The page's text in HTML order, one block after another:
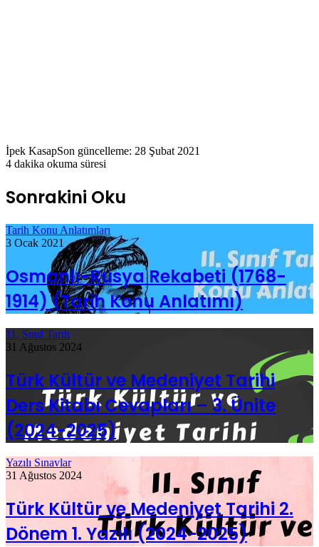
İpek KasapSon güncelleme: 28 Şubat 2021
4 dakika okuma süresi
Sonrakini Oku
Tarih Konu Anlatımları
3 Ocak 2021
Osmanlı-Rusya Rekabeti (1768-
1914) (Tarih Konu Anlatımı)
11. Sınıf Tarih
31 Ağustos 2024
Türk Kültür ve Medeniyet Tarihi
Ders Kitabı Cevapları – 3. Ünite
(2024-2025)
Yazılı Sınavlar
31 Ağustos 2024
Türk Kültür ve Medeniyet Tarihi 2.
Dönem 1. Yazılı (2024-2025)